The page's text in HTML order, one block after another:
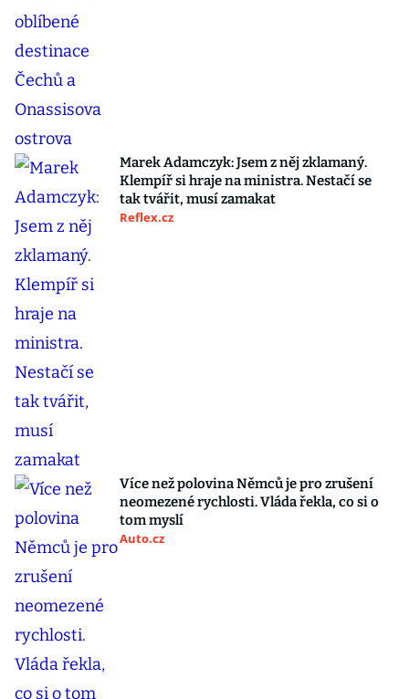
Marek Adamczyk: Jsem z něj zklamaný.
Klempíř si hraje na ministra. Nestačí se
tak tvářit, musí zamakat
Reflex.cz
Více než polovina Němců je pro zrušení
neomezené rychlosti. Vláda řekla, co si o
tom myslí
Auto.cz